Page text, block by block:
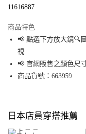
Apple Pay
街口支付
悠遊付
全盈+PAY
大哥付你分期
11616887
商品特色
📢 點選下方放大鏡🔍
視
📢 官網販售之顏色尺
商品貨號：663959
日本店員穿搭推薦